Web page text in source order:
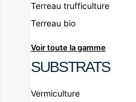
Terreau trufficulture
Terreau bio
Voir toute la gamme
SUBSTRATS
Vermiculture